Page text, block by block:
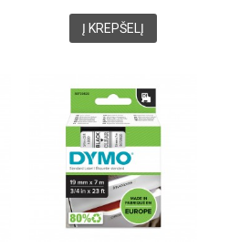
Į KREPŠELĮ